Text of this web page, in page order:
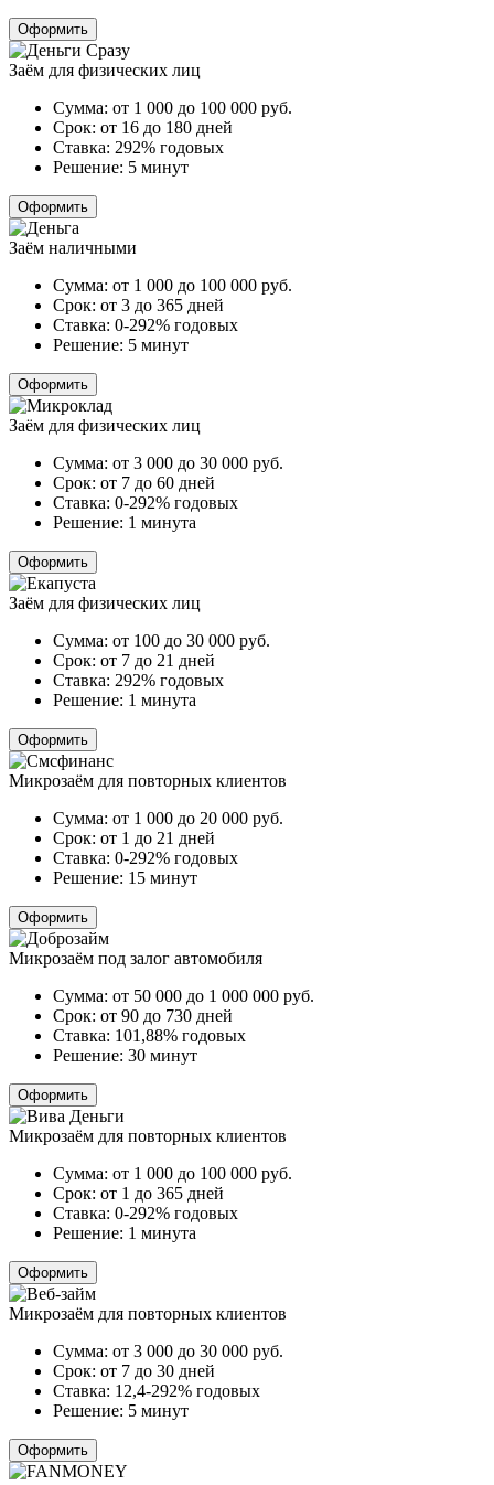
Оформить
Заём для физических лиц
Сумма: от 1 000 до 100 000 руб.
Срок: от 16 до 180 дней
Ставка: 292% годовых
Решение: 5 минут
Оформить
Заём наличными
Сумма: от 1 000 до 100 000 руб.
Срок: от 3 до 365 дней
Ставка: 0-292% годовых
Решение: 5 минут
Оформить
Заём для физических лиц
Сумма: от 3 000 до 30 000 руб.
Срок: от 7 до 60 дней
Ставка: 0-292% годовых
Решение: 1 минута
Оформить
Заём для физических лиц
Сумма: от 100 до 30 000 руб.
Срок: от 7 до 21 дней
Ставка: 292% годовых
Решение: 1 минута
Оформить
Микрозаём для повторных клиентов
Сумма: от 1 000 до 20 000 руб.
Срок: от 1 до 21 дней
Ставка: 0-292% годовых
Решение: 15 минут
Оформить
Микрозаём под залог автомобиля
Сумма: от 50 000 до 1 000 000 руб.
Срок: от 90 до 730 дней
Ставка: 101,88% годовых
Решение: 30 минут
Оформить
Микрозаём для повторных клиентов
Сумма: от 1 000 до 100 000 руб.
Срок: от 1 до 365 дней
Ставка: 0-292% годовых
Решение: 1 минута
Оформить
Микрозаём для повторных клиентов
Сумма: от 3 000 до 30 000 руб.
Срок: от 7 до 30 дней
Ставка: 12,4-292% годовых
Решение: 5 минут
Оформить